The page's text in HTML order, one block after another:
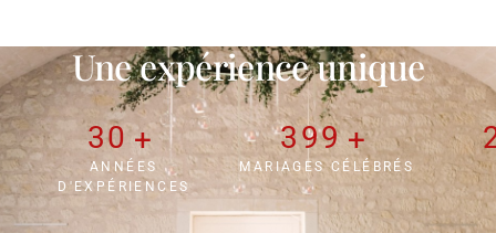
Une expérience unique
30 +
ANNÉES
D'EXPÉRIENCES
400+
MARIAGES CÉLÉBRÉS